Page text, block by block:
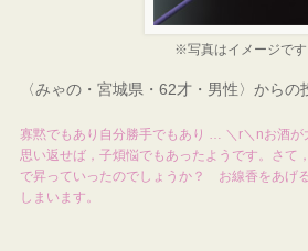
※写真はイメージです
〈みゃの・宮城県・62才・男性〉からの
寡黙でもあり自分勝手でもあり … ＼r＼nお酒が
思い返せば，子煩悩でもあったようです。さて
で昇っていったのでしょうか？ お線香をあげ
しまいます。